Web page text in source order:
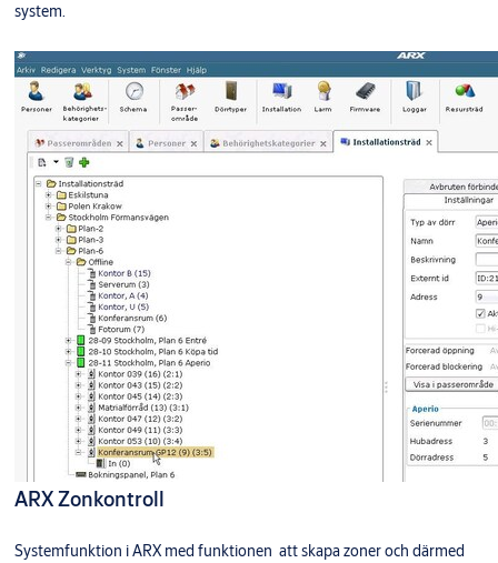
system.
ARX Zonkontroll
Systemfunktion i ARX med funktionen att skapa zoner och därmed